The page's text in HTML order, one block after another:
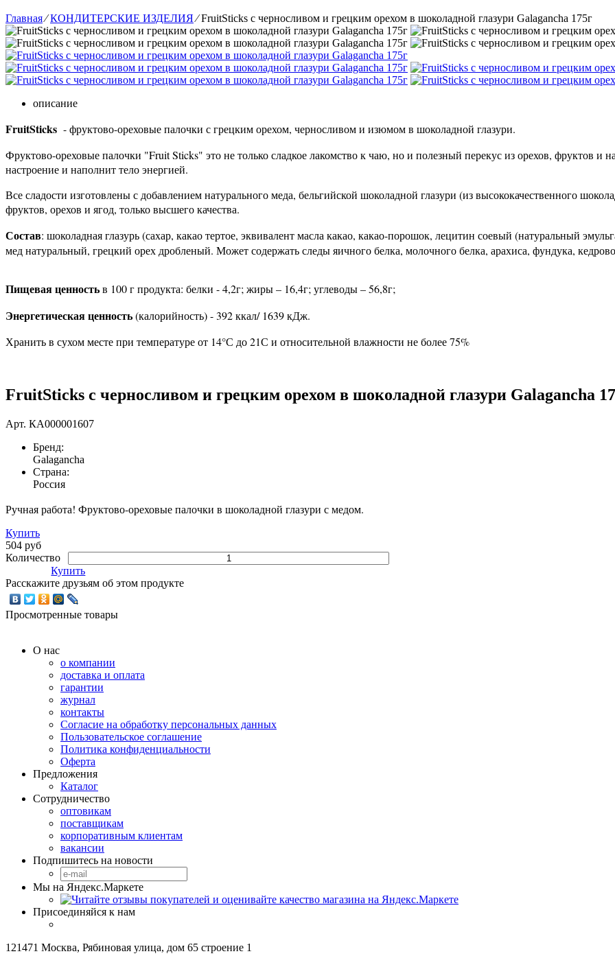
Главная⁄КОНДИТЕРСКИЕ ИЗДЕЛИЯ ⁄ FruitSticks с черносливом и грецким орехом в шоколадной глазури Galagancha 175г
описание
FruitSticks - фруктово-ореховые палочки с грецким орехом, черносливом и изюмом в шоколадной глазури.
Фруктово-ореховые палочки "Fruit Sticks" это не только сладкое лакомство к чаю, но и полезный перекус из орехов, фруктов и
настроение и наполнит тело энергией.
Все сладости изготовлены с добавлением натурального меда, бельгийской шоколадной глазури (из высококачественного
фруктов, орехов и ягод, только высшего качества.
Состав: шоколадная глазурь (сахар, какао тертое, эквивалент масла какао, какао-порошок, лецитин соевый (натуральный
мед натуральный, грецкий орех дробленый. Может содержать следы яичного белка, молочного белка, арахиса, фундука,
Пищевая ценностьв 100 г продукта: белки - 4,2г; жиры – 16,4г; углеводы – 56,8г;
Энергетическая ценность(калорийность) - 392 ккал/ 1639 кДж.
Хранить в сухом месте при температуре от 14°С до 21С и относительной влажности не более 75%
FruitSticks с черносливом и грецким орехом в шоколадной глазури Galagancha
Арт. КА000001607
Бренд:
Galagancha
Страна:
Россия
Ручная работа! Фруктово-ореховые палочки в шоколадной глазури с медом.
Купить
504 руб
Количество
Купить
Расскажите друзьям об этом продукте
Просмотренные товары
О нас
о компании
доставка и оплата
гарантии
журнал
контакты
Согласие на обработку персональных данных
Пользовательское соглашение
Политика конфиденциальности
Оферта
Предложения
Каталог
Сотрудничество
оптовикам
поставщикам
корпоративным клиентам
вакансии
Подпишитесь на новости
Мы на Яндекс.Маркете
Присоединяйся к нам
121471 Москва, Рябиновая улица, дом 65 строение 1